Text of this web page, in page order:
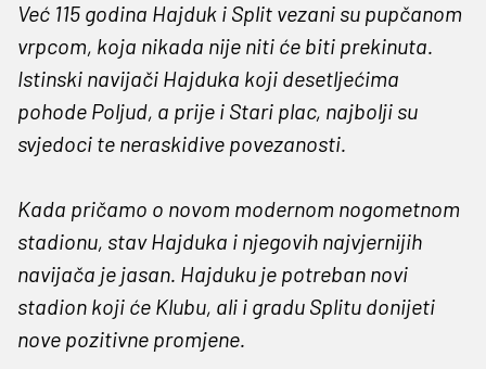
Već 115 godina Hajduk i Split vezani su pupčanom
vrpcom, koja nikada nije niti će biti prekinuta.
Istinski navijači Hajduka koji desetljećima
pohode Poljud, a prije i Stari plac, najbolji su
svjedoci te neraskidive povezanosti.
Kada pričamo o novom modernom nogometnom
stadionu, stav Hajduka i njegovih najvjernijih
navijača je jasan. Hajduku je potreban novi
stadion koji će Klubu, ali i gradu Splitu donijeti
nove pozitivne promjene.